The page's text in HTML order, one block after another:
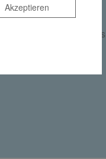
hat.
liegen bei
Akzeptieren